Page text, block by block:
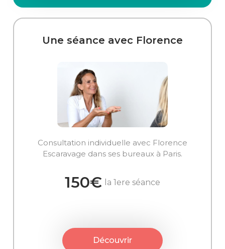
Une séance avec Florence
Consultation individuelle avec Florence
Escaravage dans ses bureaux à Paris.
150€ la 1ere séance
Découvrir